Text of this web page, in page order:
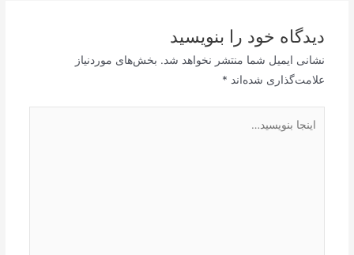
دیدگاه‌ خود را بنویسید
نشانی ایمیل شما منتشر نخواهد شد. بخش‌های موردنیاز
علامت‌گذاری شده‌اند *
بنویسید…